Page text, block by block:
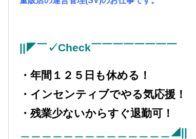
||◤￣✓Check￣￣￣￣￣￣￣￣
・年間１２５日も休める！
・インセンティブでやる気応援！
・残業少ないからすぐ退勤可！
＿＿＿＿＿＿＿＿＿＿＿＿＿＿◢||